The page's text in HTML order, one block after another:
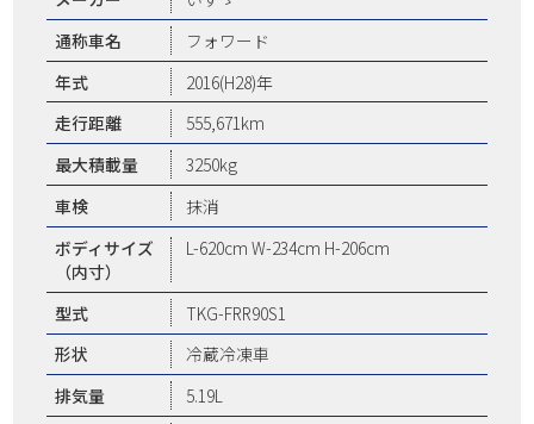
通称車名
フォワード
年式
2016(H28)年
走行距離
555,671km
最大積載量
3250kg
車検
抹消
ボディサイズ
（内寸）
L-620cm W-234cm H-206cm
型式
TKG-FRR90S1
形状
冷蔵冷凍車
排気量
5.19L